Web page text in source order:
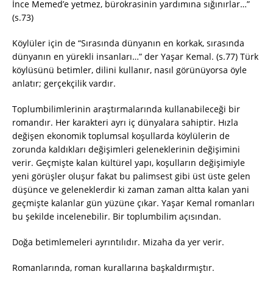
İnce Memed’e yetmez, bürokrasinin yardımına sığınırlar…”
(s.73)
Köylüler için de “Sırasında dünyanın en korkak, sırasında
dünyanın en yürekli insanları…” der Yaşar Kemal. (s.77) Türk
köylüsünü betimler, dilini kullanır, nasıl görünüyorsa öyle
anlatır; gerçekçilik vardır.
Toplumbilimlerinin araştırmalarında kullanabileceği bir
romandır. Her karakteri ayrı iç dünyalara sahiptir. Hızla
değişen ekonomik toplumsal koşullarda köylülerin de
zorunda kaldıkları değişimleri geleneklerinin değişimini
verir. Geçmişte kalan kültürel yapı, koşulların değişimiyle
yeni görüşler oluşur fakat bu palimsest gibi üst üste gelen
düşünce ve geleneklerdir ki zaman zaman altta kalan yani
geçmişte kalanlar gün yüzüne çıkar. Yaşar Kemal romanları
bu şekilde incelenebilir. Bir toplumbilim açısından.
Doğa betimlemeleri ayrıntılıdır. Mizaha da yer verir.
Romanlarında, roman kurallarına başkaldırmıştır.